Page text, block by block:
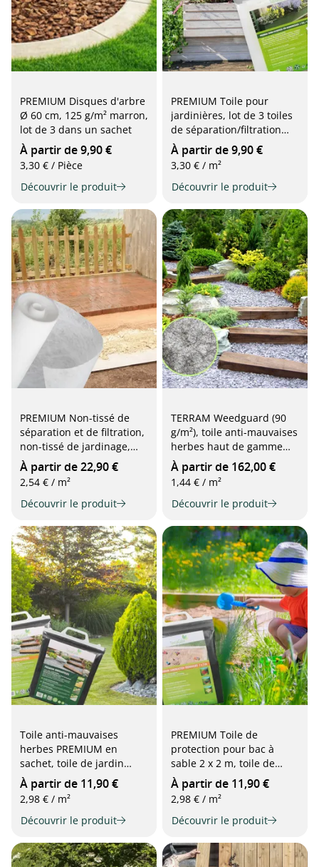
PREMIUM Disques d'arbre
Ø 60 cm, 125 g/m² marron,
lot de 3 dans un sachet
À partir de 9,90 €
3,30 € / Pièce
Découvrir le produit
PREMIUM Toile pour
jardinières, lot de 3 toiles
de séparation/filtration
pour bacs à plantes, (0,9 x
1,15 m), blanc
À partir de 9,90 €
3,30 € / m²
Découvrir le produit
PREMIUM Non-tissé de
séparation et de filtration,
non-tissé de jardinage,
géotextile, 110 g/m², blanc
À partir de 22,90 €
2,54 € / m²
Découvrir le produit
TERRAM Weedguard (90
g/m²), toile anti-mauvaises
herbes haut de gamme
pour un désherbage
durable, 2,25 x 50 m, gris
À partir de 162,00 €
1,44 € / m²
Découvrir le produit
Toile anti-mauvaises
herbes PREMIUM en
sachet, toile de jardin
pour une lutte efficace
contre les mauvaises
herbes, 90 g/m², gris
À partir de 11,90 €
2,98 € / m²
Découvrir le produit
PREMIUM Toile de
protection pour bac à
sable 2 x 2 m, toile de
jardinage pour empêcher
efficacement les
mauvaises herbes de
pousser sous le bac à
À partir de 11,90 €
2,98 € / m²
Découvrir le produit